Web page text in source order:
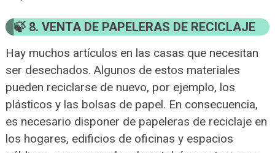
8. VENTA DE PAPELERAS DE RECICLAJE
Hay muchos artículos en las casas que necesitan
ser desechados. Algunos de estos materiales
pueden reciclarse de nuevo, por ejemplo, los
plásticos y las bolsas de papel. En consecuencia,
es necesario disponer de papeleras de reciclaje en
los hogares, edificios de oficinas y espacios